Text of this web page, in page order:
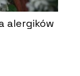
alergików